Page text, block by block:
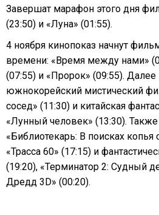
Завершат марафон этого дня
(23:50) и «Луна» (01:55).
4 ноября кинопоказ начнут
времени: «Время между нами»
(07:55) и «Пророк» (09:55).
южнокорейский мистический
сосед» (11:30) и китайская
«Лунный человек» (13:30).
«Библиотекарь: В поисках копья
«Трасса 60» (17:15) и
(19:20), «Терминатор 2: Судный
Дредд 3D» (00:20).